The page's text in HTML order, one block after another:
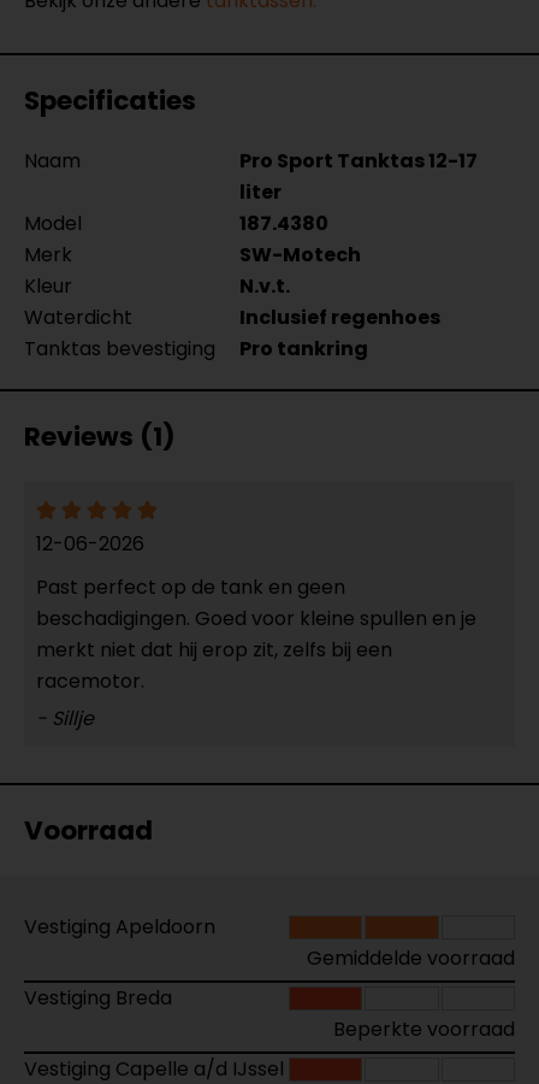
Specificaties
Naam
Pro Sport Tanktas 12-17
liter
Model
187.4380
Merk
SW-Motech
Kleur
N.v.t.
Waterdicht
Inclusief regenhoes
Tanktas bevestiging
Pro tankring
Reviews (1)
12-06-2026
Past perfect op de tank en geen
beschadigingen. Goed voor kleine spullen en je
merkt niet dat hij erop zit, zelfs bij een
racemotor.
- Sillje
Voorraad
Vestiging Apeldoorn
Gemiddelde voorraad
Vestiging Breda
Beperkte voorraad
Vestiging Capelle a/d IJssel